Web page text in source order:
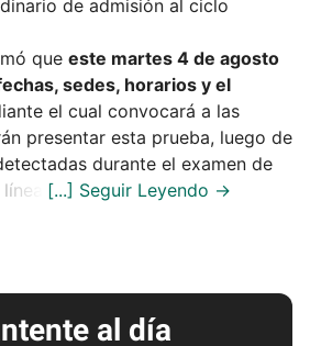
de admisión al ciclo
que este martes 4 de agosto
sedes, horarios y el
el cual convocará a las
presentar esta prueba, luego de
durante el examen de
al día